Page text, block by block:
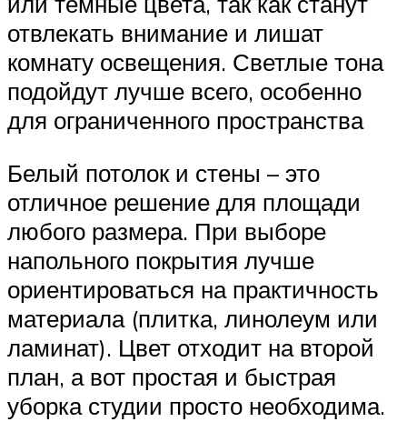
отвлекать внимание и лишат
комнату освещения. Светлые тона
подойдут лучше всего, особенно
для ограниченного пространства
Белый потолок и стены – это
отличное решение для площади
любого размера. При выборе
напольного покрытия лучше
ориентироваться на практичность
материала (плитка, линолеум или
ламинат). Цвет отходит на второй
план, а вот простая и быстрая
уборка студии просто необходима.